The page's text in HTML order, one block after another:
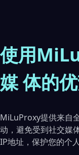
使用
媒 体的
MiLuProxy提供来自
动，避免受到社交媒
IP地址，保护您的个